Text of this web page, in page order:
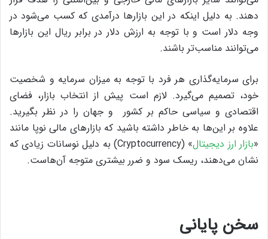
دهند. به دلیل اینکه در این بازارها درآمدی که کسب می‌شود در
وجه دلار است و با توجه به ارزش دلار در برابر ریال این بازارها
می‌توانند مناسب‌تر باشند.
برای سرمایه‌گذاری هر فرد با توجه به میزان سرمایه و شخصیت
خود،‌ تصمیم می‌گیرد. لازم است پیش از انتخاب بازار،‌ فضای
اقتصادی و سیاسی حاکم بر کشور و جهان را در نظر بگیرید.
علاوه بر این‌ها به خاطر داشته باشید که بازارهای مالی نوپا مانند
«بازار ارز دیجیتال
» (Cryptocurrency) به دلیل نوسانات زیادی که
نشان می‌دهند،‌ ریسک سود و ضرر بیشتری متوجه آن‌هاست.
سخن پایانی